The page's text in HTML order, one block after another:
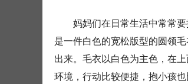
妈妈们在日常生活中常常
是一件白色的宽松版型的圆领
出来。毛衣以白色为主色，在
环境，行动比较便捷，抱小孩也